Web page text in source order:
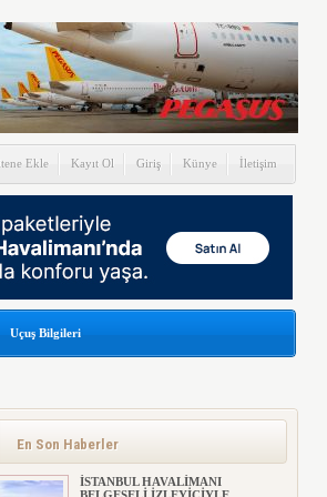
Ekle Kayıt Ol Giriş Künye İletişim
Uçuş Bilgileri
En Son Haberler
İSTANBUL HAVALİMANI